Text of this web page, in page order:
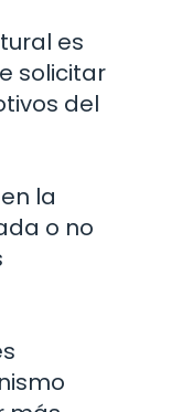
es
solicitar
del
la
o no